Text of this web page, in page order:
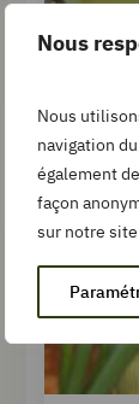
Nous
Nous
navigation
également
façon
sur notre site
Fruits